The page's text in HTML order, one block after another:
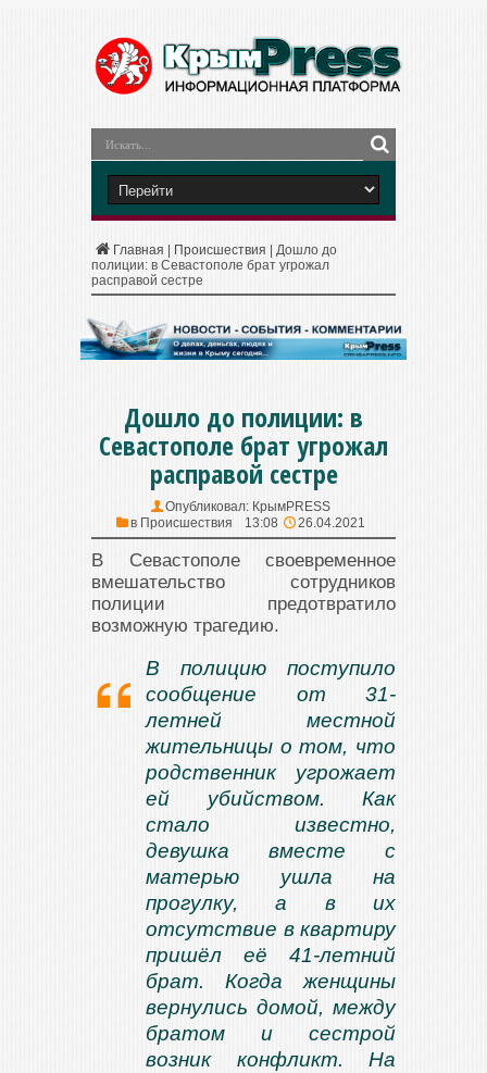
Главная Происшествия
Дошло до
полиции: в Севастополе брат угрожал
расправой сестре
Дошло до полиции: в
Севастополе брат угрожал
расправой сестре
Опубликовал: КрымPRESS
в Происшествия 13:08 26.04.2021
В Севастополе своевременное
вмешательство сотрудников
полиции предотвратило
возможную трагедию.
В полицию поступило
сообщение от 31-
летней местной
жительницы о том, что
родственник угрожает
ей убийством. Как
стало известно,
девушка вместе с
матерью ушла на
прогулку, а в их
отсутствие в квартиру
пришёл её 41-летний
брат. Когда женщины
вернулись домой, между
братом и сестрой
возник конфликт. На